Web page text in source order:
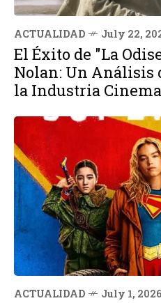
ACTUALIDAD July 22,
El Éxito de "La
Nolan: Un Análisis
la Industria
ACTUALIDAD July 1, 2026